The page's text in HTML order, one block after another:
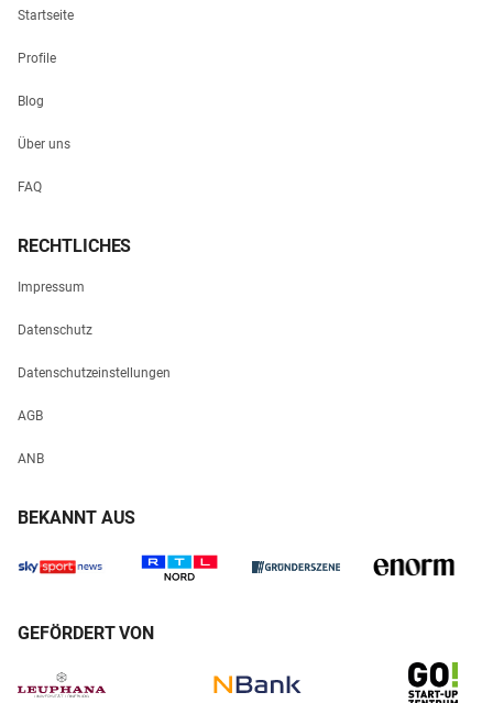
Startseite
Profile
Blog
Über uns
FAQ
RECHTLICHES
Impressum
Datenschutz
Datenschutzeinstellungen
AGB
ANB
BEKANNT AUS
GEFÖRDERT VON